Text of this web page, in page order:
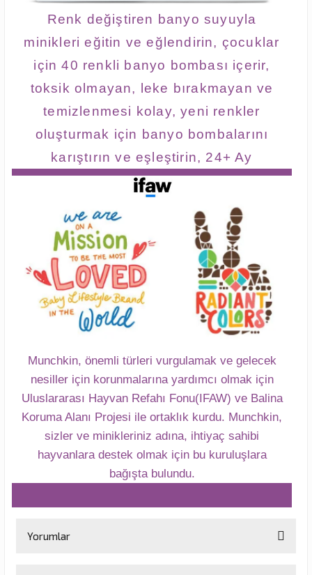
Renk değiştiren banyo suyuyla
minikleri eğitin ve eğlendirin, çocuklar
için 40 renkli banyo bombası içerir,
toksik olmayan, leke bırakmayan ve
temizlenmesi kolay, yeni renkler
oluşturmak için banyo bombalarını
karıştırın ve eşleştirin, 24+ Ay
Munchkin, önemli türleri vurgulamak ve gelecek
nesiller için korunmalarına yardımcı olmak için
Uluslararası Hayvan Refahı Fonu(IFAW) ve Balina
Koruma Alanı Projesi ile ortaklık kurdu. Munchkin,
sizler ve minikleriniz adına, ihtiyaç sahibi
hayvanlara destek olmak için bu kuruluşlara
bağışta bulundu.
Yorumlar